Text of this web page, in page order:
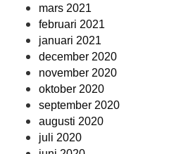
mars 2021
februari 2021
januari 2021
december 2020
november 2020
oktober 2020
september 2020
augusti 2020
juli 2020